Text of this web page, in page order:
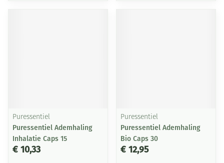
Puressentiel
Puressentiel Ademhaling
Inhalatie Caps 15
€ 10,33
Puressentiel
Puressentiel Ademhaling
Bio Caps 30
€ 12,95